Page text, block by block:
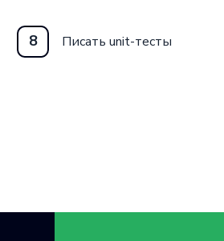
8 Писать unit-тесты